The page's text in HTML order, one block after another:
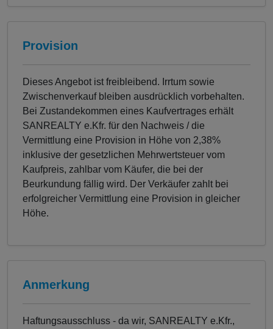
Provision
Dieses Angebot ist freibleibend. Irrtum sowie
Zwischenverkauf bleiben ausdrücklich vorbehalten.
Bei Zustandekommen eines Kaufvertrages erhält
SANREALTY e.Kfr. für den Nachweis / die
Vermittlung eine Provision in Höhe von 2,38%
inklusive der gesetzlichen Mehrwertsteuer vom
Kaufpreis, zahlbar vom Käufer, die bei der
Beurkundung fällig wird. Der Verkäufer zahlt bei
erfolgreicher Vermittlung eine Provision in gleicher
Höhe.
Anmerkung
Haftungsausschluss - da wir, SANREALTY e.Kfr.,